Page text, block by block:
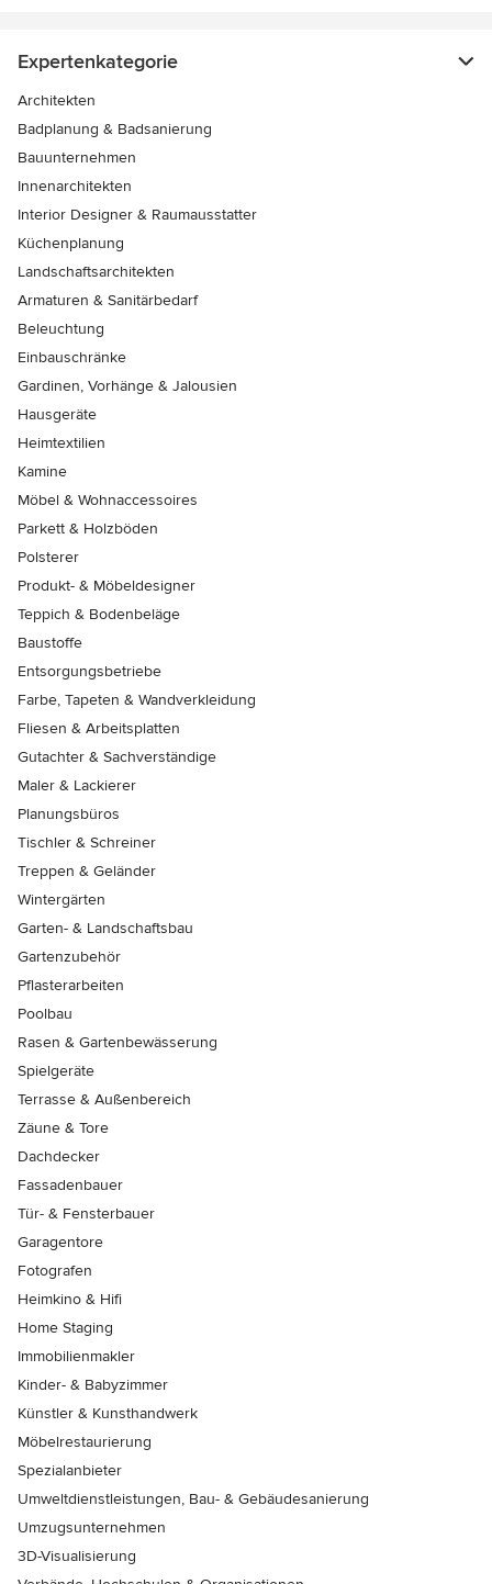
Expertenkategorie
Architekten
Badplanung & Badsanierung
Bauunternehmen
Innenarchitekten
Interior Designer & Raumausstatter
Küchenplanung
Landschaftsarchitekten
Armaturen & Sanitärbedarf
Beleuchtung
Einbauschränke
Gardinen, Vorhänge & Jalousien
Hausgeräte
Heimtextilien
Kamine
Möbel & Wohnaccessoires
Parkett & Holzböden
Polsterer
Produkt- & Möbeldesigner
Teppich & Bodenbeläge
Baustoffe
Entsorgungsbetriebe
Farbe, Tapeten & Wandverkleidung
Fliesen & Arbeitsplatten
Gutachter & Sachverständige
Maler & Lackierer
Planungsbüros
Tischler & Schreiner
Treppen & Geländer
Wintergärten
Garten- & Landschaftsbau
Gartenzubehör
Pflasterarbeiten
Poolbau
Rasen & Gartenbewässerung
Spielgeräte
Terrasse & Außenbereich
Zäune & Tore
Dachdecker
Fassadenbauer
Tür- & Fensterbauer
Garagentore
Fotografen
Heimkino & Hifi
Home Staging
Immobilienmakler
Kinder- & Babyzimmer
Künstler & Kunsthandwerk
Möbelrestaurierung
Spezialanbieter
Umweltdienstleistungen, Bau- & Gebäudesanierung
Umzugsunternehmen
3D-Visualisierung